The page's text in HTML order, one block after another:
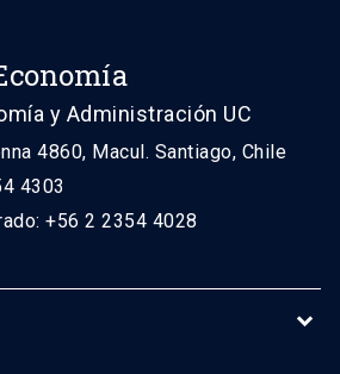
y Administración UC
4860, Macul. Santiago, Chile
4303
+56 2 2354 4028